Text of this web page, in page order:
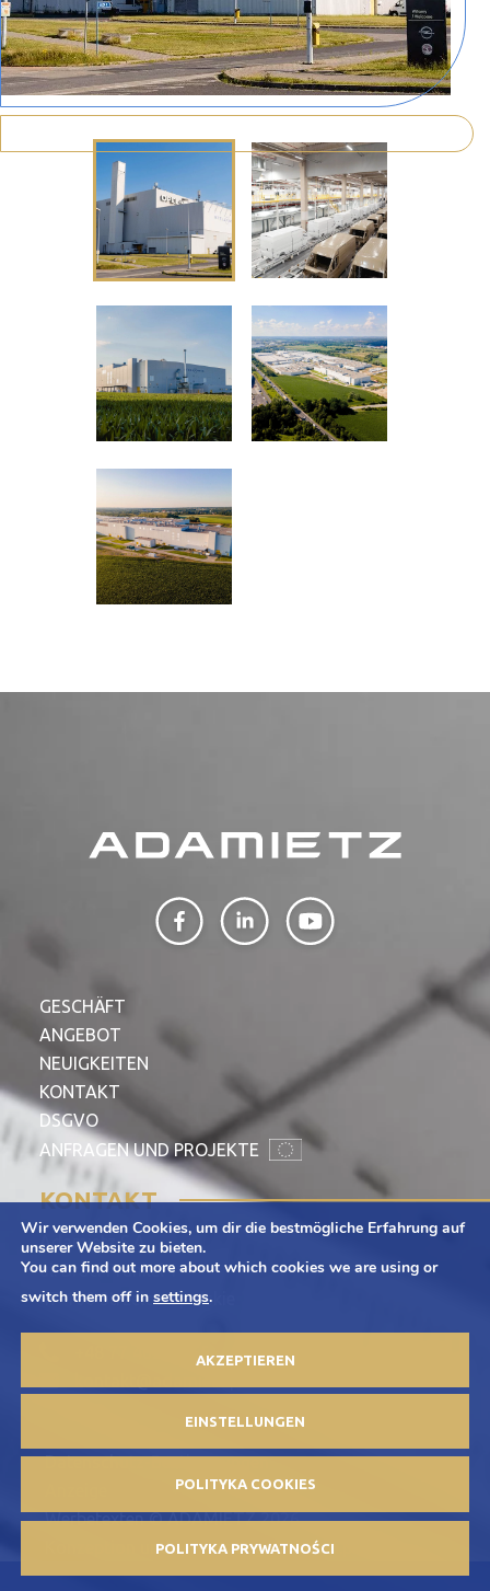
GESCHÄFT
ANGEBOT
NEUIGKEITEN
KONTAKT
DSGVO
ANFRAGEN UND PROJEKTE
KONTAKT
Adamietz S.A.
ul. Braci Prankel 1
47-100 Strzelce Opolskie
+48 77 463 00 65
Datenschutz-Bestimmungen
Werbetexten © ADAMIETZ 2026
Konzeption und Umsetzung: Offteam.pl
Wir verwenden Cookies, um dir die bestmögliche Erfahrung auf
unserer Website zu bieten.
You can find out more about which cookies we are using or
switch them off in settings.
AKZEPTIEREN
EINSTELLUNGEN
POLITYKA PRYWATNOŚCI
POLITYKA COOKIES